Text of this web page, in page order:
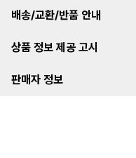
배송/교환/반품 안내
상품 정보 제공 고시
판매자 정보